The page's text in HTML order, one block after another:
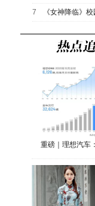
7 《女神降临》
重磅｜理想汽车：